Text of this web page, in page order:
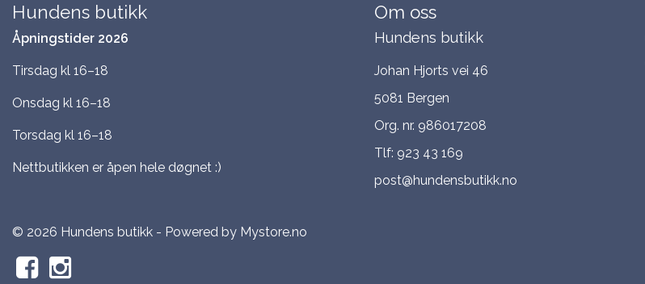
Hundens butikk
Åpningstider 2026
Tirsdag kl 16–18
Onsdag kl 16–18
Torsdag kl 16–18
Nettbutikken er åpen hele døgnet :)
© 2026 Hundens butikk - Powered by Mystore.no
Om oss
Hundens butikk
Johan Hjorts vei 46
5081 Bergen
Org. nr. 986017208
Tlf: 923 43 169
post@hundensbutikk.no